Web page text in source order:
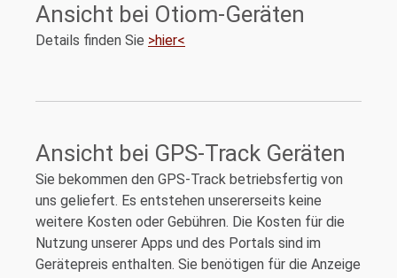
Ansicht bei Otiom-Geräten
Details finden Sie >hier<
Ansicht bei GPS-Track Geräten
Sie bekommen den GPS-Track betriebsfertig von
uns geliefert. Es entstehen unsererseits keine
weitere Kosten oder Gebühren. Die Kosten für die
Nutzung unserer Apps und des Portals sind im
Gerätepreis enthalten. Sie benötigen für die Anzeige